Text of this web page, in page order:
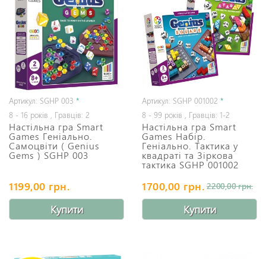
Артикул: SGHP 003 *
8 - 16 років , Гравців: 2
Настільна гра Smart
Games Геніально.
Самоцвіти ( Genius
Gems ) SGHP 003
1199,00 грн.
Купити
Артикул: SGHP 001002 *
8 - 99 років , Гравців: 1-2
Настільна гра Smart
Games Набір.
Геніально. Тактика у
квадраті та Зіркова
тактика SGHP 001002
1700,00 грн. 2200,00 грн.
Купити